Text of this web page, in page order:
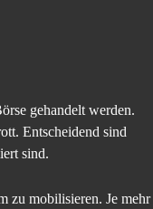
gehandelt werden.
Entscheidend sind
sind.
zu mobilisieren. Je mehr